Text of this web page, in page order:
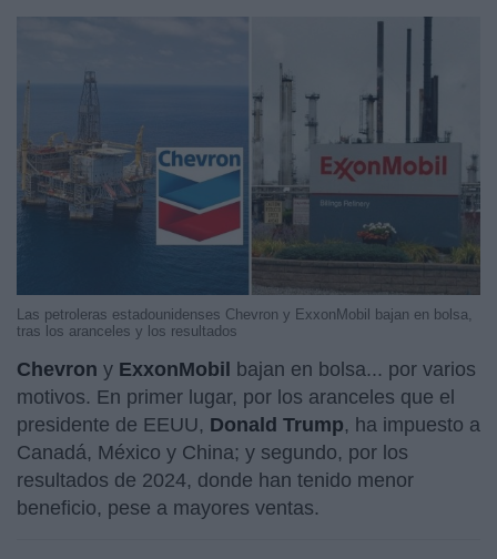
Las petroleras estadounidenses Chevron y ExxonMobil bajan en bolsa,
tras los aranceles y los resultados
Chevron y ExxonMobil bajan en bolsa... por varios
motivos. En primer lugar, por los aranceles que el
presidente de EEUU, Donald Trump, ha impuesto a
Canadá, México y China; y segundo, por los
resultados de 2024, donde han tenido menor
beneficio, pese a mayores ventas.